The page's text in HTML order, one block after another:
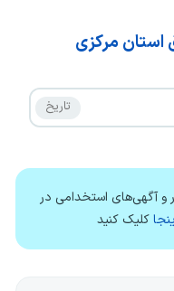
مرکزی
و آگهی‌های استخدامی در
کلیک کنید